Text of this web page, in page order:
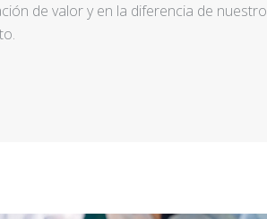
de valor y en la diferencia de